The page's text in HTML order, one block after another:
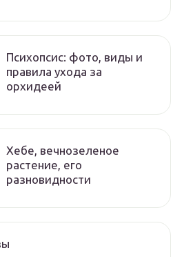
Психопсис: фото, виды и
правила ухода за
орхидеей
Хебе, вечнозеленое
растение, его
разновидности